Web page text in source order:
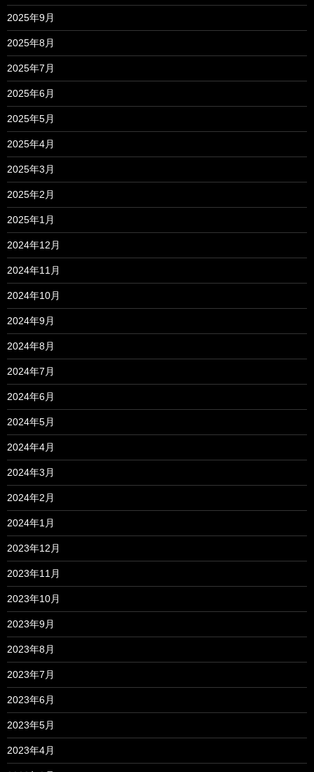
2025年9月
2025年8月
2025年7月
2025年6月
2025年5月
2025年4月
2025年3月
2025年2月
2025年1月
2024年12月
2024年11月
2024年10月
2024年9月
2024年8月
2024年7月
2024年6月
2024年5月
2024年4月
2024年3月
2024年2月
2024年1月
2023年12月
2023年11月
2023年10月
2023年9月
2023年8月
2023年7月
2023年6月
2023年5月
2023年4月